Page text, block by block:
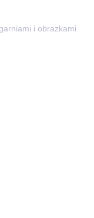
i obrazkami